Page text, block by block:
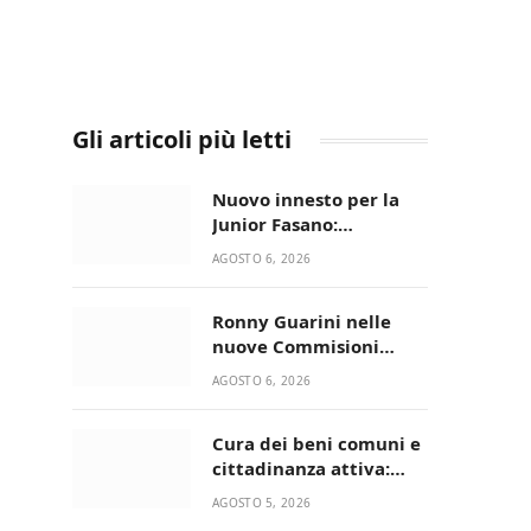
Gli articoli più letti
Nuovo innesto per la
Junior Fasano:
ingaggiato il
AGOSTO 6, 2026
Ronny Guarini nelle
nuove Commisioni
Acisport
AGOSTO 6, 2026
Cura dei beni comuni e
cittadinanza attiva:
online l’avviso per la
AGOSTO 5, 2026